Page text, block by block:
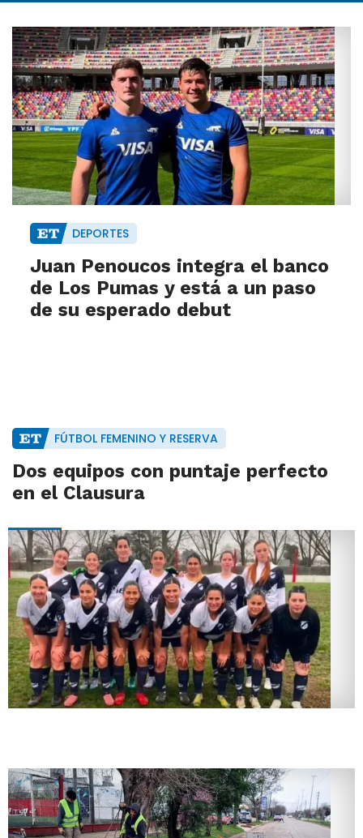
DEPORTES
Juan Penoucos integra el banco
de Los Pumas y está a un paso
de su esperado debut
FÚTBOL FEMENINO Y RESERVA
Dos equipos con puntaje perfecto
en el Clausura